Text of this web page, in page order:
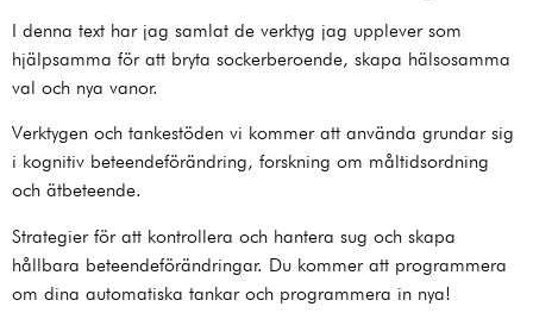
I denna text har jag samlat de verktyg jag upplever som
hjälpsamma för att bryta sockerberoende, skapa hälsosamma
val och nya vanor.
Verktygen och tankestöden vi kommer att använda grundar sig
i kognitiv beteendeförändring, forskning om måltidsordning
och ätbeteende.
Strategier för att kontrollera och hantera sug och skapa
hållbara beteendeförändringar. Du kommer att programmera
om dina automatiska tankar och programmera in nya!